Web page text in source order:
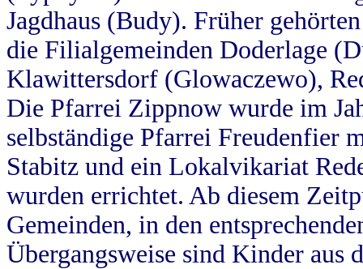
Jagdhaus (Budy). Früher
die Filialgemeinden Doderlage
Klawittersdorf (Glowaczewo),
Die Pfarrei Zippnow wurde im
selbständige Pfarrei Freudenfier
Stabitz und ein Lokalvikariat
wurden errichtet. Ab diesem
Gemeinden, in den
Übergangsweise sind Kinder aus